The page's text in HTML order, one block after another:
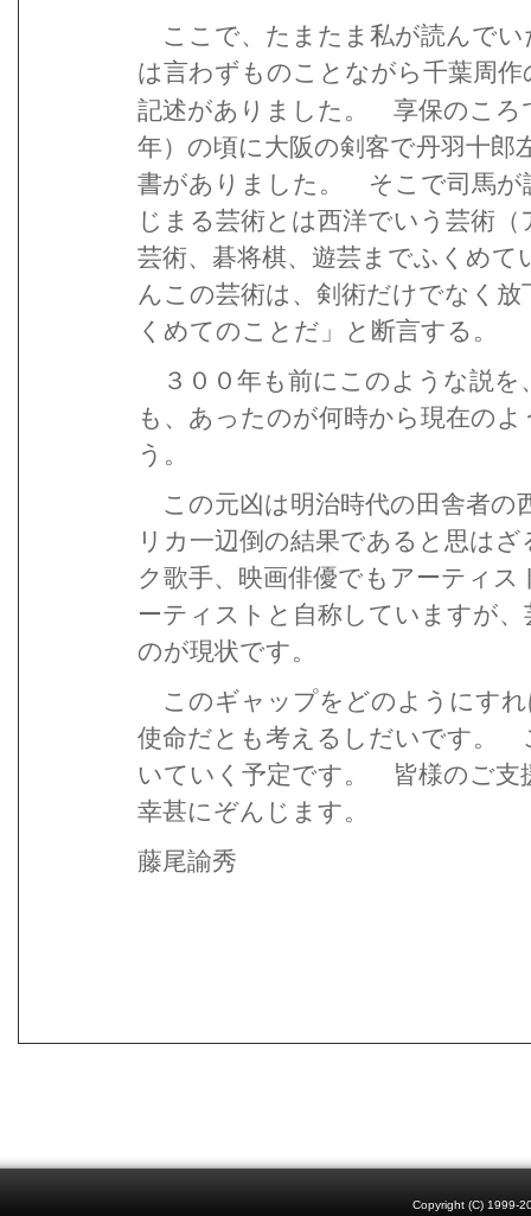
ここで、たまたま私が読んで
は言わずものことながら千葉周
記述がありました。 享保のころ
年）の頃に大阪の剣客で丹羽十郎
書がありました。 そこで司馬が
じまる芸術とは西洋でいう芸術
芸術、碁将棋、遊芸までふくめ
んこの芸術は、剣術だけでなく
くめてのことだ」と断言する。
３００年も前にこのような説を
も、あったのが何時から現在の
う。
この元凶は明治時代の田舎者の
リカ一辺倒の結果であると思は
ク歌手、映画俳優でもアーティ
ーティストと自称していますが
のが現状です。
このギャップをどのようにす
使命だとも考えるしだいです。
いていく予定です。 皆様のご支
幸甚にぞんじます。
藤尾諭秀
Copyright (C) 1999-